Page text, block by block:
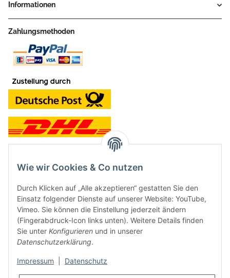
Informationen
Zahlungsmethoden
Neben dem Onlineshop haben wir ein Ladengeschäft in Hütten:
Frontline Games
Färbereiweg 3A
24358 Hütten
Wie wir Cookies & Co nutzen
Durch Klicken auf „Alle akzeptieren“ gestatten Sie den
Einsatz folgender Dienste auf unserer Website: YouTube,
Vimeo. Sie können die Einstellung jederzeit ändern
(Fingerabdruck-Icon links unten). Weitere Details finden
Sie unter Konfigurieren und in unserer
Datenschutzerklärung.
Impressum Datenschutz